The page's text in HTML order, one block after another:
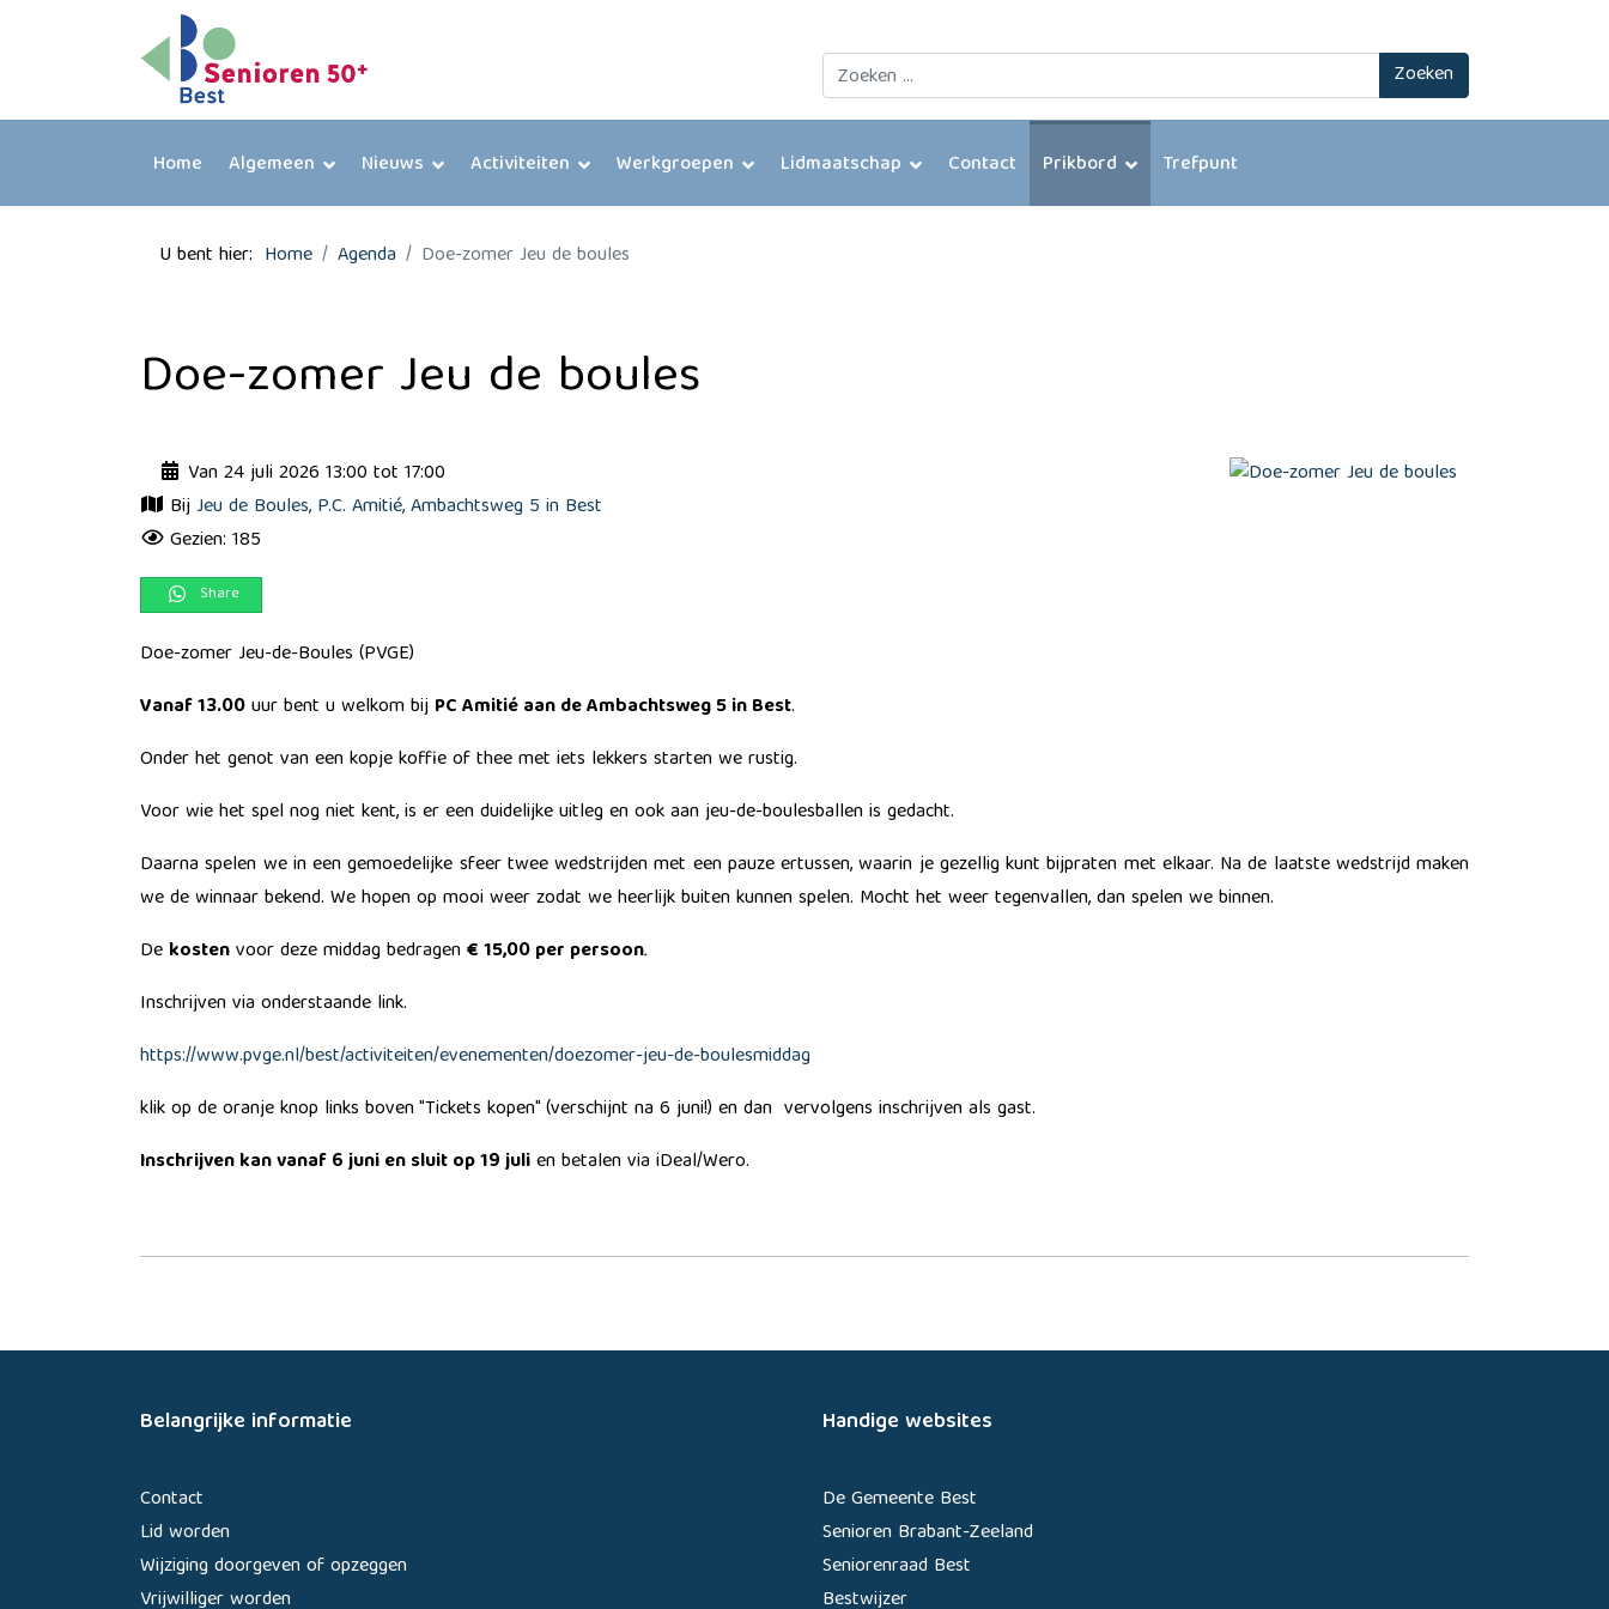
Zoeken Zoeken
Home Algemeen Nieuws Activiteiten Werkgroepen Lidmaatschap Contact Prikbord Trefpunt
U bent hier: Home Agenda Doe-zomer Jeu de boules
Doe-zomer Jeu de boules
Van 24 juli 2026 13:00 tot 17:00
BijJeu de Boules, P.C. Amitié, Ambachtsweg 5 in Best
Gezien: 185
Share
Doe-zomer Jeu-de-Boules (PVGE)
Vanaf 13.00uur bent u welkom bij PC Amitié aan de Ambachtsweg 5 in Best.
Onder het genot van een kopje koffie of thee met iets lekkers starten we rustig.
Voor wie het spel nog niet kent, is er een duidelijke uitleg en ook aan jeu-de-boulesballen is gedacht.
Daarna spelen we in een gemoedelijke sfeer twee wedstrijden met een pauze ertussen, waarin je gezellig kunt bijpraten met elkaar. Na de laatste wedstrijd maken
we de winnaar bekend. We hopen op mooi weer zodat we heerlijk buiten kunnen spelen. Mocht het weer tegenvallen, dan spelen we binnen.
De kostenvoor deze middag bedragen€ 15,00 per persoon.
Inschrijven via onderstaande link.
https://www.pvge.nl/best/activiteiten/evenementen/doezomer-jeu-de-boulesmiddag
klik op de oranje knop links boven "Tickets kopen" (verschijnt na 6 juni!) en dan vervolgens inschrijven als gast.
Inschrijven kan vanaf 6 juni en sluit op 19 julien betalen via iDeal/Wero.
Belangrijke informatie
Contact
Lid worden
Wijziging doorgeven of opzeggen
Vrijwilliger worden
Handige websites
De Gemeente Best
Senioren Brabant-Zeeland
Seniorenraad Best
Bestwijzer